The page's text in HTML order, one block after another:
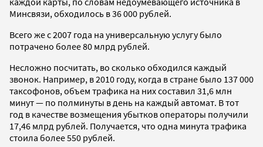
Минсвязи, обходилось в 36 000 рублей.
Всего же с 2007 года на универсальную услугу было
потрачено более 80 млрд рублей.
Несложно посчитать, во сколько обходился каждый
звонок. Например, в 2010 году, когда в стране было 137 000
таксофонов, объем трафика на них составил 31,6 млн
минут — по полминуты в день на каждый автомат. В тот
год в качестве возмещения убытков операторы получили
17,46 млрд рублей. Получается, что одна минута трафика
стоила более 550 рублей.